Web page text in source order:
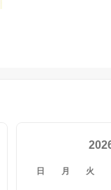
日 月 火